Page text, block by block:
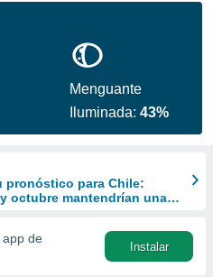
Menguante
Iluminada:43%
pronóstico para Chile:
octubre mantendrían una
app de
Instalar